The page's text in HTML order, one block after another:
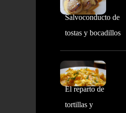
Salvoconducto de
tostas y bocadillos
El reparto de
tortillas y